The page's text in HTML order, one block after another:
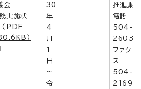
会
実施状
（PDF
）
30
年
4
月
1
日
～
令
推進課
電話
504-
2603
ファク
ス
504-
2169